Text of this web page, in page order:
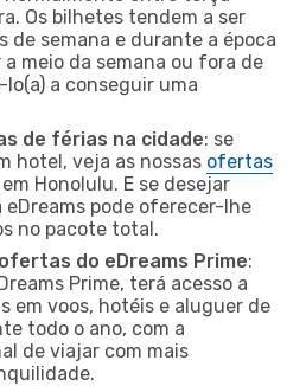
Os bilhetes tendem a ser
de semana e durante a época
a meio da semana ou fora de
a conseguir uma
de férias na cidade: se
hotel, veja as nossas ofertas
em Honolulu. E se desejar
eDreams pode oferecer-lhe
no pacote total.
do eDreams Prime:
Prime, terá acesso a
em voos, hotéis e aluguer de
todo o ano, com a
de viajar com mais